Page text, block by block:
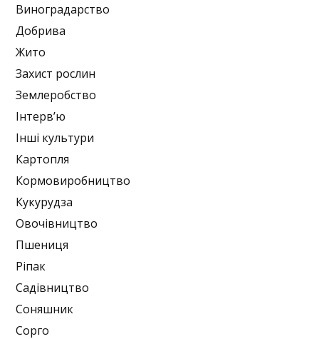
Виноградарство
Добрива
Жито
Захист рослин
Землеробство
Інтерв’ю
Інші культури
Картопля
Кормовиробництво
Кукурудза
Овочівництво
Пшениця
Ріпак
Садівництво
Соняшник
Сорго